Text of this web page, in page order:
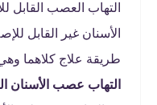
التهاب العصب القابل
الأسنان غير القابل
طريقة علاج كلاهما
التهاب عصب الأسنان